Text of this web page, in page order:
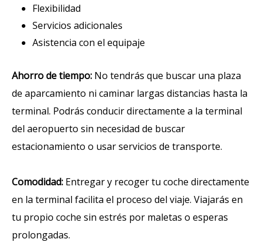
Flexibilidad
Servicios adicionales
Asistencia con el equipaje
Ahorro de tiempo: No tendrás que buscar una plaza
de aparcamiento ni caminar largas distancias hasta la
terminal. Podrás conducir directamente a la terminal
del aeropuerto sin necesidad de buscar
estacionamiento o usar servicios de transporte.
Comodidad: Entregar y recoger tu coche directamente
en la terminal facilita el proceso del viaje. Viajarás en
tu propio coche sin estrés por maletas o esperas
prolongadas.